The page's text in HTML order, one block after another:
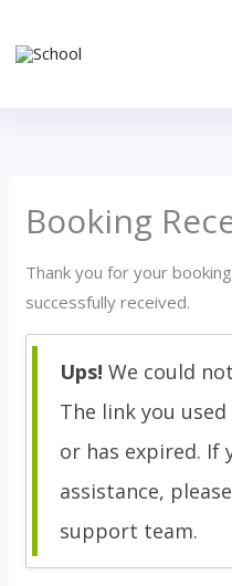
do
Booking
Thank you for your
successfully received.
Ups! We could
The link you
or has expired. If
assistance,
support team.